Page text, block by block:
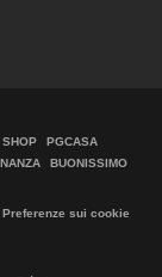
PGCASA
BUONISSIMO
Preferenze sui cookie